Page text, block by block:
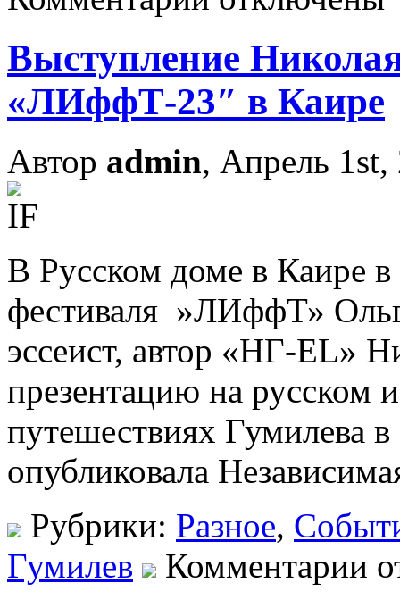
Выступление
«ЛИффТ-23″ в Каире
Автор admin, Апрель 1st,
В Русском доме в Каире в
фестиваля »ЛИффТ»
эссеист, автор «НГ-EL»
презентацию на русском
путешествиях Гумилева
опубликовала
Рубрики: Разное,
Гумилев
Комментарии